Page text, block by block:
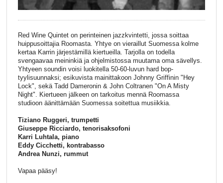
Red Wine Quintet on perinteinen jazzkvintetti, jossa soittaa
huippusoittajia Roomasta. Yhtye on vieraillut Suomessa kolme
kertaa Karrin järjestämillä kiertueilla. Tarjolla on todella
svengaavaa meininkiä ja ohjelmistossa muutama oma sävellys.
Yhtyeen soundin voisi luokitella 50-60-luvun hard bop-
tyylisuunnaksi; esikuvista mainittakoon Johnny Griffinin "Hey
Lock", sekä Tadd Dameronin & John Coltranen "On A Misty
Night". Kiertueen jälkeen on tarkoitus mennä Roomassa
studioon äänittämään Suomessa soitettua musiikkia.
Tiziano Ruggeri, trumpetti
Giuseppe Ricciardo, tenorisaksofoni
Karri Luhtala, piano
Eddy Cicchetti, kontrabasso
Andrea Nunzi, rummut
Vapaa pääsy!